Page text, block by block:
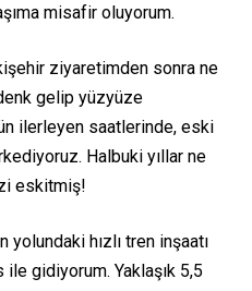
misafir oluyorum.
ziyaretimden sonra ne
gelip yüzyüze
ilerleyen saatlerinde, eski
Halbuki yıllar ne
eskitmiş!
yolundaki hızlı tren inşaatı
gidiyorum. Yaklaşık 5,5